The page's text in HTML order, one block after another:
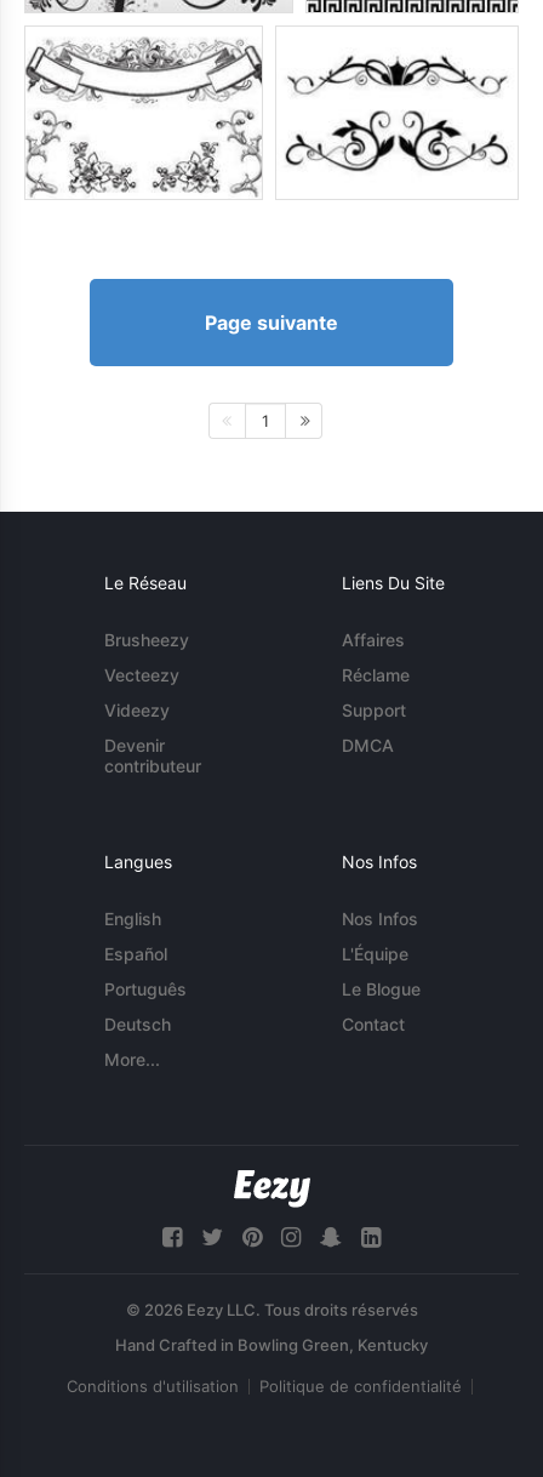
Page suivante
1
Le Réseau
Brusheezy
Vecteezy
Videezy
Devenir
contributeur
Liens Du Site
Affaires
Réclame
Support
DMCA
Langues
English
Español
Português
Deutsch
More...
Nos Infos
Nos Infos
L'Équipe
Le Blogue
Contact
© 2026 Eezy LLC. Tous droits réservés
Conditions d'utilisation Politique de confidentialité